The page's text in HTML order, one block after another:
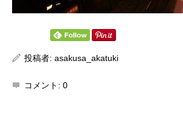
投稿者: asakusa_akatuki
コメント: 0